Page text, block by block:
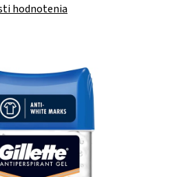
hodnotenia